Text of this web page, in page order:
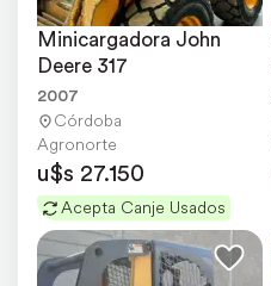
Minicargadora John
Deere 317
2007
Córdoba
Agronorte
u$s 27.150
Acepta Canje Usados